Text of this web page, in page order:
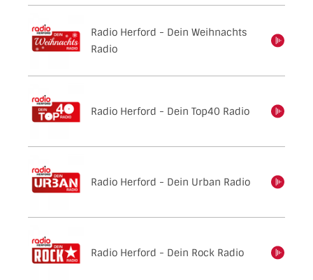
Radio Herford - Dein Weihnachts
Radio
Radio Herford - Dein Top40 Radio
einschalten
Radio Herford - Dein Urban Radio
einschalten
Radio Herford - Dein Rock Radio
einschalten